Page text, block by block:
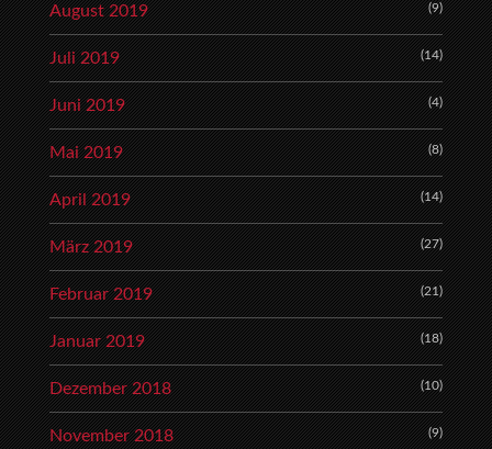
August 2019 (9)
Juli 2019 (14)
Juni 2019 (4)
Mai 2019 (8)
April 2019 (14)
März 2019 (27)
Februar 2019 (21)
Januar 2019 (18)
Dezember 2018 (10)
November 2018 (9)